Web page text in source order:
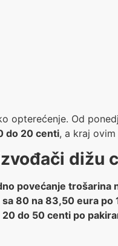
opterećenje. Od
do 20 centi, a kraj
dižu
povećanje trošarina
80 na 83,50 eura po
20 do 50 centi po